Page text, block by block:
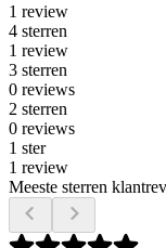
1 review
4 sterren
1 review
3 sterren
0 reviews
2 sterren
0 reviews
1 ster
1 review
Meeste sterren